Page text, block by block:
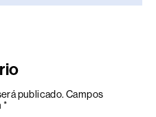
publicado. Campos
*